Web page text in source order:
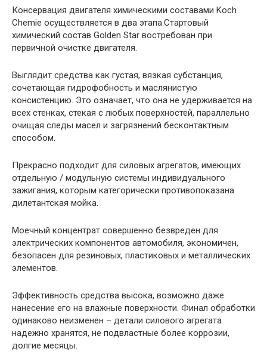
Консервация двигателя химическими составами Koch
Chemie осуществляется в два этапа.Стартовый
химический состав Golden Star востребован при
первичной очистке двигателя.
Выглядит средства как густая, вязкая субстанция,
сочетающая гидрофобность и маслянистую
консистенцию. Это означает, что она не удерживается на
всех стенках, стекая с любых поверхностей, параллельно
очищая следы масел и загрязнений бесконтактным
способом.
Прекрасно подходит для силовых агрегатов, имеющих
отдельную / модульную системы индивидуального
зажигания, которым категорически противопоказана
дилетантская мойка.
Моечный концентрат совершенно безвреден для
электрических компонентов автомобиля, экономичен,
безопасен для резиновых, пластиковых и металлических
элементов.
Эффективность средства высока, возможно даже
нанесение его на влажные поверхности. Финал обработки
одинаково неизменен – детали силового агрегата
надежно хранятся, не подвластные более коррозии,
долгие месяцы.